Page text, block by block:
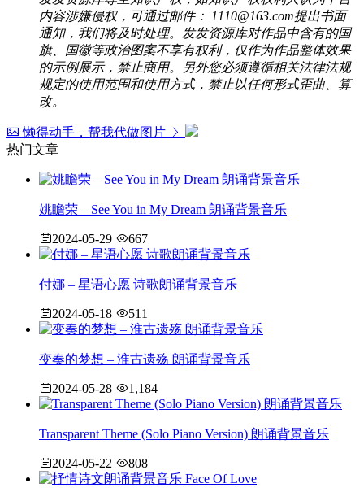
内容涉嫌侵权，可通过邮件： 1110@163.com提出书面
通知，我们将及时处理。发发资源库对作品中含有的国
旗、国徽等政治图案不享有权利，仅作为作品整体效果
的示例展示，禁止商用。另外您必须遵循相关法律法规
规定的使用范围和使用方式，禁止以任何形式歪曲、算
改。
懒得动手，帮我代做图片
热门文章
姚瞻荣 – See You in My Dream 朗诵背景音乐
2024-05-29 667
付娜 – 星语心愿 诗歌朗诵背景音乐
2024-05-18 511
变奏的梦想 – 淮古遗殇 朗诵背景音乐
2024-05-28 1,184
Transparent Theme (Solo Piano Version) 朗诵背景音乐
2024-05-22 808